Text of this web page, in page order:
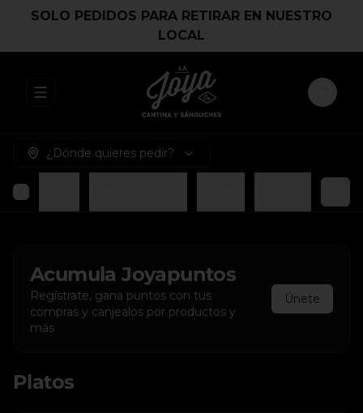
SOLO PEDIDOS PARA RETIRAR EN NUESTRO
LOCAL
Abrir menu de navegación Login
¿Dónde quieres pedir?
AcumulaJoyapuntos
Regístrate, gana puntos con tus
compras y canjealos por productos y
más
Únete
Platos